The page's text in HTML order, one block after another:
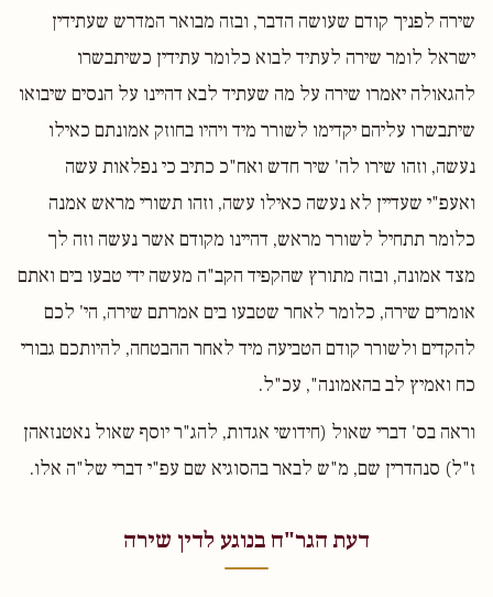
שירה לפניך קודם שעושה הדבר, ובזה מבואר המדרש שעתידין
ישראל לומר שירה לעתיד לבוא כלומר עתידין כשיתבשרו
להגאולה יאמרו שירה על מה שעתיד לבא דהיינו על הנסים שיבואו
שיתבשרו עליהם יקדימו לשורר מיד ויהיו בחוזק אמונתם כאילו
נעשה, וזהו שירו לה' שיר חדש ואח"כ כתיב כי נפלאות עשה
ואעפ"י שעדיין לא נעשה כאילו עשה, וזהו תשורי מראש אמנה
כלומר תתחיל לשורר מראש, דהיינו מקודם אשר נעשה וזה לך
מצד אמונה, ובזה מתורץ שהקפיד הקב"ה מעשה ידי טבעו בים ואתם
אומרים שירה, כלומר לאחר שטבעו בים אמרתם שירה, הי' לכם
להקדים ולשורר קודם הטביעה מיד לאחר ההבטחה, להיותכם גבורי
כח ואמיץ לב בהאמונה", עכ"ל.
וראה בס' דברי שאול (חידושי אגדות, להג"ר יוסף שאול נאטנזאהן
ז"ל) סנהדרין שם, מ"ש לבאר בהסוגיא שם עפ"י דברי של"ה אלו.
דעת הגר"ח בנוגע לדין שירה